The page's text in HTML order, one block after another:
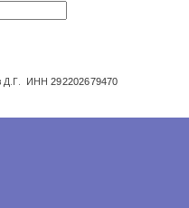
Д.Г. ИНН292202679470